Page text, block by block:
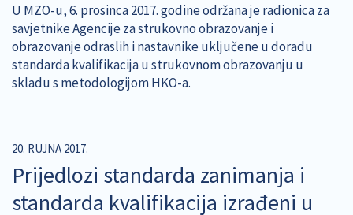
U MZO-u, 6. prosinca 2017. godine održana je radionica za
savjetnike Agencije za strukovno obrazovanje i
obrazovanje odraslih i nastavnike uključene u doradu
standarda kvalifikacija u strukovnom obrazovanju u
skladu s metodologijom HKO-a.
20. RUJNA 2017.
Prijedlozi standarda zanimanja i
standarda kvalifikacija izrađeni u